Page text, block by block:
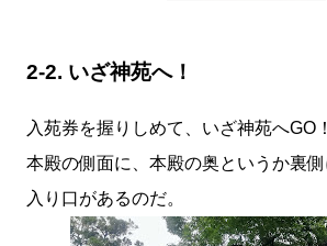
2-2. いざ神苑へ！
入苑券を握りしめて、いざ神苑へGO！
本殿の側面に、本殿の奥というか裏
入り口があるのだ。